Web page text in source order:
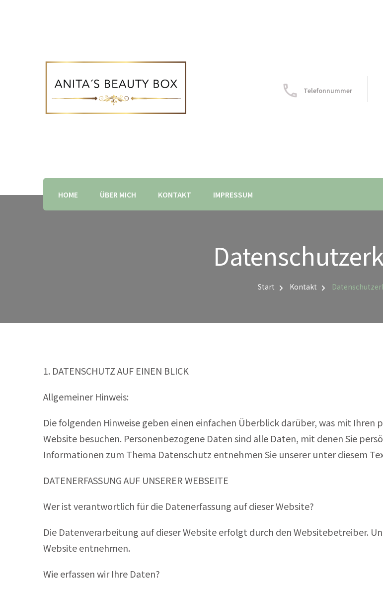
Telefonnummer
HOME ÜBER MICH KONTAKT IMPRESSUM
Start Kontakt
1. DATENSCHUTZ AUF EINEN BLICK
Allgemeiner Hinweis:
Die folgenden Hinweise geben einen einfachen Überblick darüber, was mit Ihren
Website besuchen. Personenbezogene Daten sind alle Daten, mit denen Sie
Informationen zum Thema Datenschutz entnehmen Sie unserer unter diesem
DATENERFASSUNG AUF UNSERER WEBSEITE
Wer ist verantwortlich für die Datenerfassung auf dieser Website?
Die Datenverarbeitung auf dieser Website erfolgt durch den Websitebetreiber.
Website entnehmen.
Wie erfassen wir Ihre Daten?